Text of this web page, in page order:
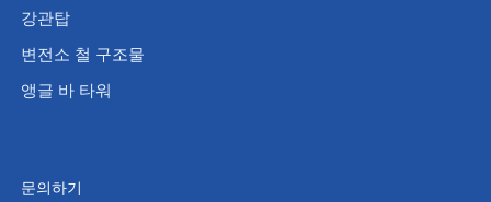
강관탑
변전소 철 구조물
앵글 바 타워
문의하기